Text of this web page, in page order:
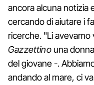
ancora alcuna notizia
cercando di aiutare i
ricerche. "Li avevamo
Gazzettinouna
del giovane -.
andando al mare, ci